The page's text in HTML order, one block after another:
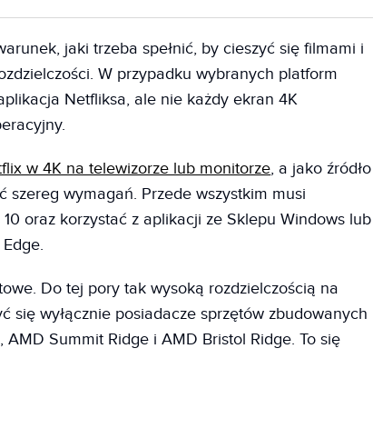
jaki trzeba spełnić, by cieszyć się filmami i
W przypadku wybranych platform
Netfliksa, ale nie każdy ekran 4K
w 4K na telewizorze lub monitorze, a jako źródło
szereg wymagań. Przede wszystkim musi
oraz korzystać z aplikacji ze Sklepu Windows lub
Do tej pory tak wysoką rozdzielczością na
się wyłącznie posiadacze sprzętów zbudowanych
Summit Ridge i AMD Bristol Ridge. To się